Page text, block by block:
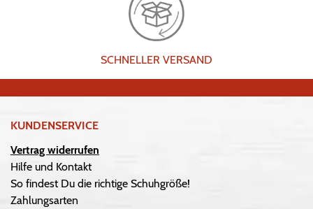
SCHNELLER VERSAND
KUNDENSERVICE
Vertrag widerrufen
Hilfe und Kontakt
So findest Du die richtige Schuhgröße!
Zahlungsarten